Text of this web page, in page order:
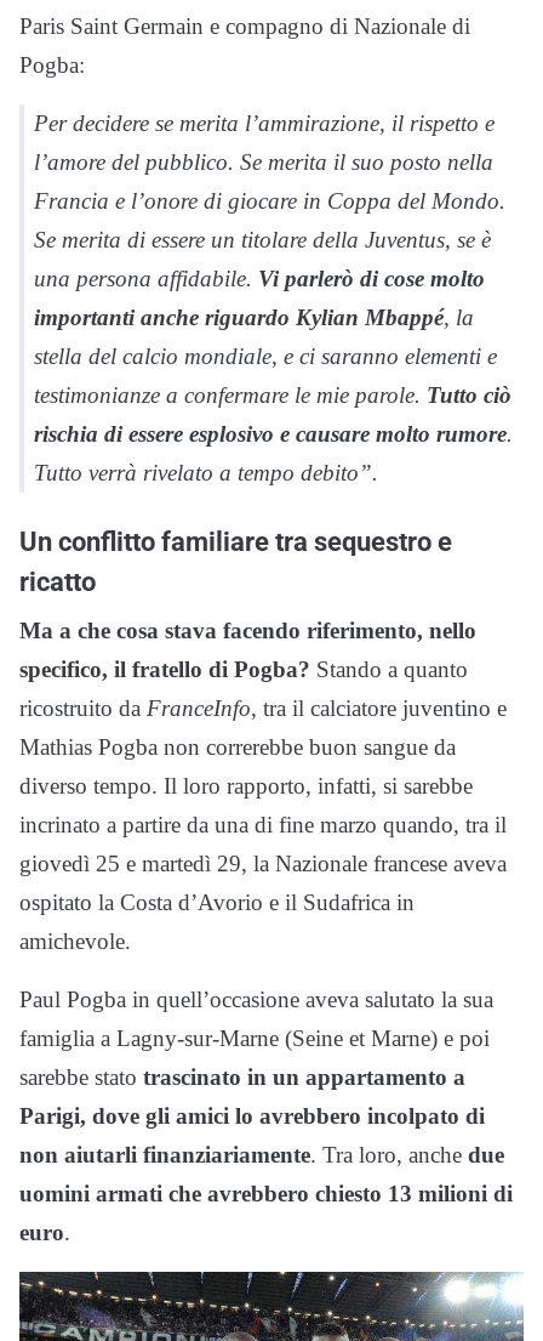
Paris Saint Germain e compagno di Nazionale di
Pogba:
Per decidere se merita l’ammirazione, il rispetto e
l’amore del pubblico. Se merita il suo posto nella
Francia e l’onore di giocare in Coppa del Mondo.
Se merita di essere un titolare della Juventus, se è
una persona affidabile. Vi parlerò di cose molto
importanti anche riguardo Kylian Mbappé, la
stella del calcio mondiale, e ci saranno elementi e
testimonianze a confermare le mie parole. Tutto ciò
rischia di essere esplosivo e causare molto rumore.
Tutto verrà rivelato a tempo debito”.
Un conflitto familiare tra sequestro e
ricatto
Ma a che cosa stava facendo riferimento, nello
specifico, il fratello di Pogba? Stando a quanto
ricostruito da FranceInfo, tra il calciatore juventino e
Mathias Pogba non correrebbe buon sangue da
diverso tempo. Il loro rapporto, infatti, si sarebbe
incrinato a partire da una di fine marzo quando, tra il
giovedì 25 e martedì 29, la Nazionale francese aveva
ospitato la Costa d’Avorio e il Sudafrica in
amichevole.
Paul Pogba in quell’occasione aveva salutato la sua
famiglia a Lagny-sur-Marne (Seine et Marne) e poi
sarebbe stato trascinato in un appartamento a
Parigi, dove gli amici lo avrebbero incolpato di
non aiutarli finanziariamente. Tra loro, anche due
uomini armati che avrebbero chiesto 13 milioni di
euro.